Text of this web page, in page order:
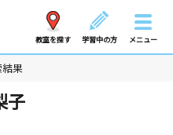
教室を探す 学習中の方 メニュー
果
子